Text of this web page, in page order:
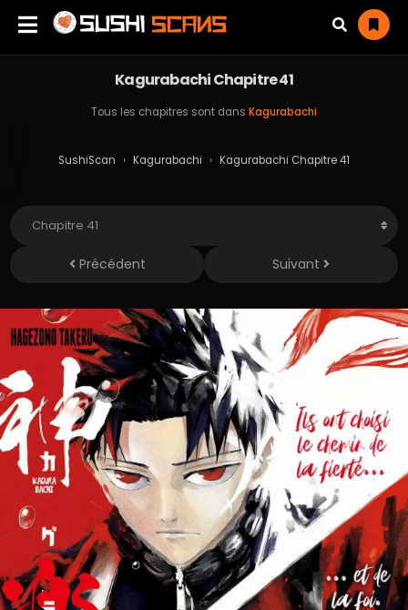
Kagurabachi Chapitre 41
Tous les chapitres sont dans Kagurabachi
SushiScan › Kagurabachi › Kagurabachi Chapitre 41
Précédent Suivant